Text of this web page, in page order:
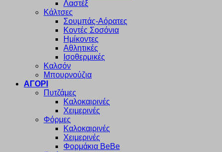
Λαστέξ
Κάλτσες
Σουμπάς-Αόρατες
Κοντές Σοσόνια
Ημίκοντες
Αθλητικές
Ισοθερμικές
Καλσόν
Μπουρνούζια
ΑΓΟΡΙ
Πυτζάμες
Καλοκαιρινές
Χειμερινές
Φόρμες
Καλοκαιρινές
Χειμερινές
Φορμάκια BeBe